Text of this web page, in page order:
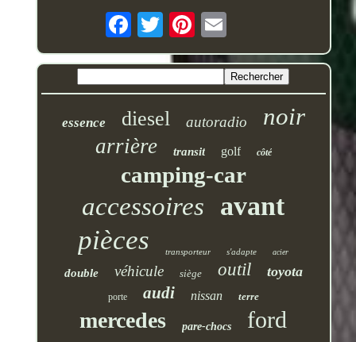
essence diesel autoradio noir
arrière transit golf côté
camping-car
accessoires avant
pièces transporteur s'adapte acier
double véhicule siège outil toyota
porte audi nissan terre
mercedes pare-chocs ford